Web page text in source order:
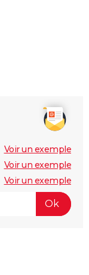
Voir un exemple
Voir un exemple
Voir un exemple